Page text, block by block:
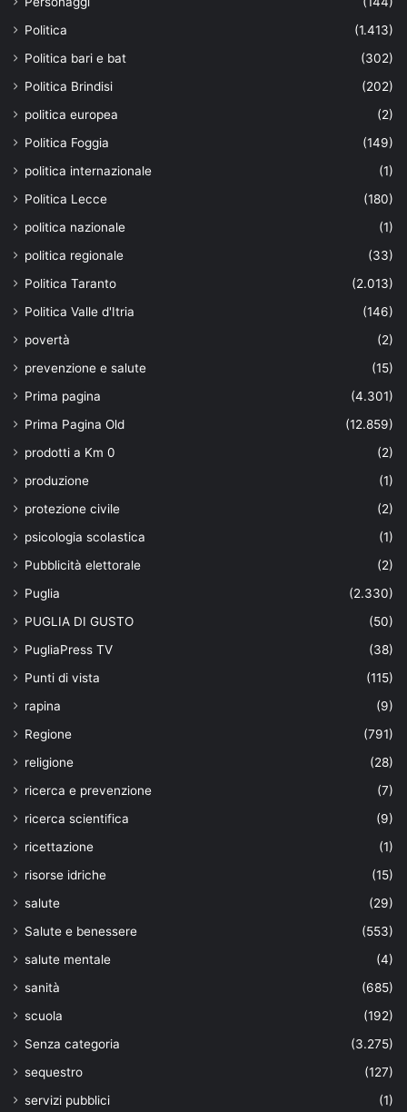
Politica
(1.413)
Politica bari e bat
(302)
Politica Brindisi
(202)
politica europea
(2)
Politica Foggia
(149)
politica internazionale
(1)
Politica Lecce
(180)
politica nazionale
(1)
politica regionale
(33)
Politica Taranto
(2.013)
Politica Valle d'Itria
(146)
povertà
(2)
prevenzione e salute
(15)
Prima pagina
(4.301)
Prima Pagina Old
(12.859)
prodotti a Km 0
(2)
produzione
(1)
protezione civile
(2)
psicologia scolastica
(1)
Pubblicità elettorale
(2)
Puglia
(2.330)
PUGLIA DI GUSTO
(50)
PugliaPress TV
(38)
Punti di vista
(115)
rapina
(9)
Regione
(791)
religione
(28)
ricerca e prevenzione
(7)
ricerca scientifica
(9)
ricettazione
(1)
risorse idriche
(15)
salute
(29)
Salute e benessere
(553)
salute mentale
(4)
sanità
(685)
scuola
(192)
Senza categoria
(3.275)
sequestro
(127)
servizi pubblici
(1)